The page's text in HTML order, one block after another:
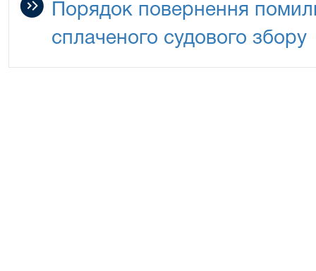
Порядок повернення
сплаченого судового збору